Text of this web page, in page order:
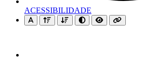
ACESSIBILIDADE